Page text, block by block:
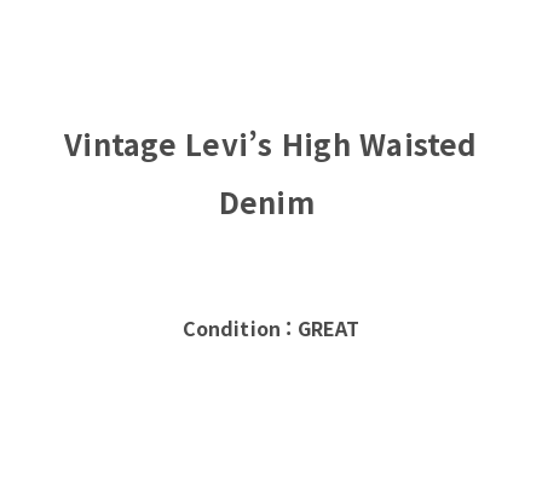
Vintage Levi’s High Waisted
Denim
Condition : GREAT